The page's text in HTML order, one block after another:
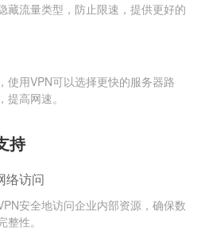
藏流量类型，防止限速，提供更好的
使用VPN可以选择更快的服务器路
提高网速。
持
络访问
安全地访问企业内部资源，确保数
性。